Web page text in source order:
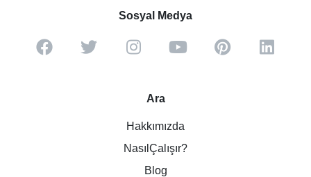
Sosyal Medya
Ara
Hakkımızda
NasılÇalışır?
Blog